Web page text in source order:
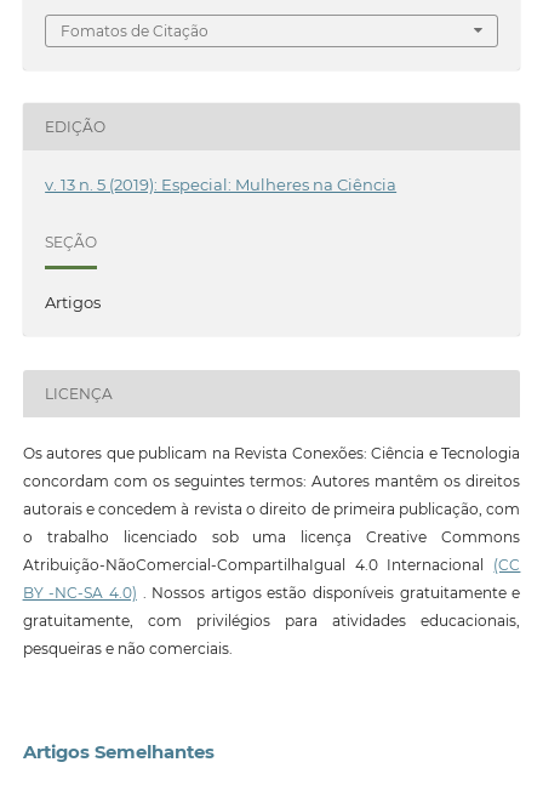
Fomatos de Citação
EDIÇÃO
v. 13 n. 5 (2019): Especial: Mulheres na Ciência
SEÇÃO
Artigos
LICENÇA
Os autores que publicam na Revista Conexões: Ciência e Tecnologia
concordam com os seguintes termos: Autores mantêm os direitos
autorais e concedem à revista o direito de primeira publicação, com
o trabalho licenciado sob uma licença Creative Commons
Atribuição-NãoComercial-CompartilhaIgual 4.0 Internacional (CC
BY -NC-SA 4.0) . Nossos artigos estão disponíveis gratuitamente e
gratuitamente, com privilégios para atividades educacionais,
pesqueiras e não comerciais.
Artigos Semelhantes